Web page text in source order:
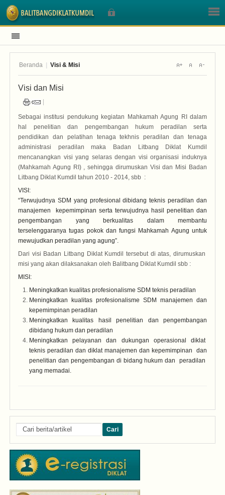
Beranda Visi & Misi
Visi dan Misi
Sebagai institusi pendukung kegiatan Mahkamah Agung RI dalam
hal penelitian dan pengembangan hukum peradilan serta
pendidikan dan pelatihan tenaga tekhnis peradilan dan tenaga
administrasi peradilan maka Badan Litbang Diklat Kumdil
mencanangkan visi yang selaras dengan visi organisasi induknya
(Mahkamah Agung RI) , sehingga dirumuskan Visi dan Misi Badan
Litbang Diklat Kumdil tahun 2010 - 2014, sbb :
VISI:
“Terwujudnya SDM yang profesional dibidang teknis peradilan dan
manajemen kepemimpinan serta terwujudnya hasil penelitian dan
pengembangan yang berkualitas dalam membantu
terselenggaranya tugas pokok dan fungsi Mahkamah Agung untuk
mewujudkan peradilan yang agung”.
Dari visi Badan Litbang Diklat Kumdil tersebut di atas, dirumuskan
misi yang akan dilaksanakan oleh Balitbang Diklat Kumdil sbb :
MISI:
Meningkatkan kualitas profesionalisme SDM teknis peradilan
Meningkatkan kualitas profesionalisme SDM manajemen dan
kepemimpinan peradilan
Meningkatkan kualitas hasil penelitian dan pengembangan
dibidang hukum dan peradilan
Meningkatkan pelayanan dan dukungan operasional diklat
teknis peradilan dan diklat manajemen dan kepemimpinan dan
penelitian dan pengembangan di bidang hukum dan peradilan
yang memadai.
Sign In
Sandi
Lupa Sandi Anda?